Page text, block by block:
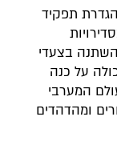
תפקיד
בצעדי
על כנה
המערבי
ומהדהדים